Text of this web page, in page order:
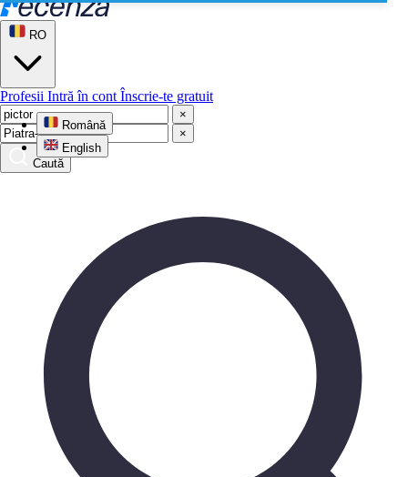
RO
Română
English
Profesii Intră în cont Înscrie-te gratuit
×
×
Caută